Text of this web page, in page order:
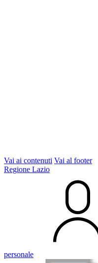
Vai ai contenuti Vai al footer
Regione Lazio
personale